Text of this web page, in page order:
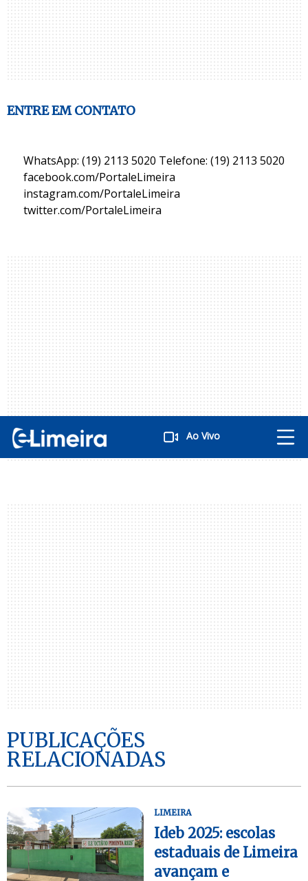
Ao Vivo
ENTRE EM CONTATO
WhatsApp: (19) 2113 5020 Telefone: (19) 2113 5020
facebook.com/PortaleLimeira
instagram.com/PortaleLimeira
twitter.com/PortaleLimeira
PUBLICAÇÕES
RELACIONADAS
LIMEIRA
Ideb 2025: escolas
estaduais de Limeira
avançam e